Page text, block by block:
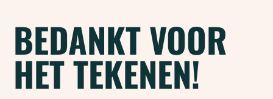
BEDANKT VOOR
HET TEKENEN!